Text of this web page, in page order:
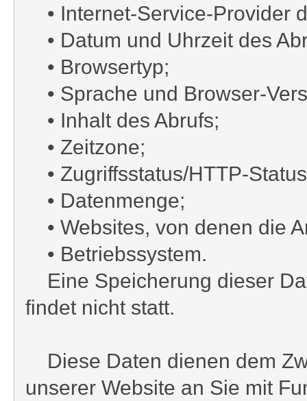
• Internet-Service-Provider
• Datum und Uhrzeit des
• Browsertyp;
• Sprache und Browser-
• Inhalt des Abrufs;
• Zeitzone;
• Zugriffsstatus/HTTP-
• Datenmenge;
• Websites, von denen die
• Betriebssystem.
Eine Speicherung dieser
findet nicht statt.
Diese Daten dienen dem
unserer Website an Sie mit